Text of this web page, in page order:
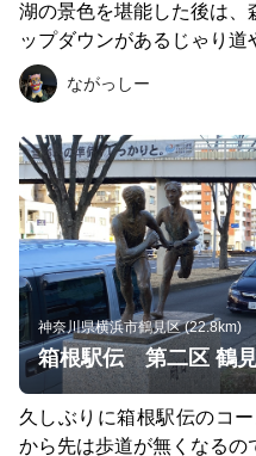
湖の景色を堪能した後は、
ップダウンがあるじゃり
れた自然の中で気持ちもリ
ながっしー
神奈川県横浜市鶴見区 (22.8km)
箱根駅伝 第二区 鶴
久しぶりに箱根駅伝のコ
から先は歩道が無くなるの